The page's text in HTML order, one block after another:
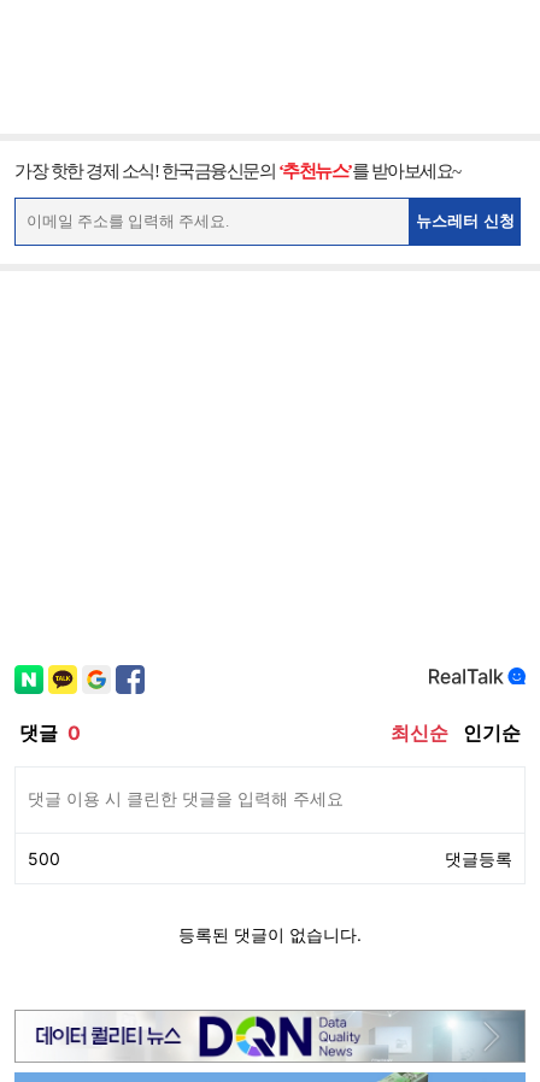
가장 핫한 경제 소식! 한국금융신문의 ‘추천뉴스’를 받아보세요~
뉴스레터 신청